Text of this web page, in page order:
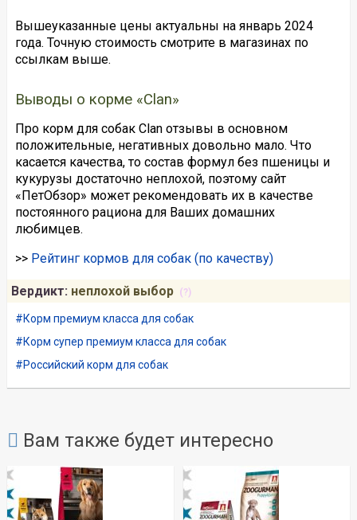
Вышеуказанные цены актуальны на январь 2024
года. Точную стоимость смотрите в магазинах по
ссылкам выше.
Выводы о корме «Clan»
Про корм для собак Clan отзывы в основном
положительные, негативных довольно мало. Что
касается качества, то состав формул без пшеницы и
кукурузы достаточно неплохой, поэтому сайт
«ПетОбзор» может рекомендовать их в качестве
постоянного рациона для Ваших домашних
любимцев.
>> Рейтинг кормов для собак (по качеству)
Вердикт: неплохой выбор (?)
Корм премиум класса для собак
Корм супер премиум класса для собак
Российский корм для собак
Вам также будет интересно